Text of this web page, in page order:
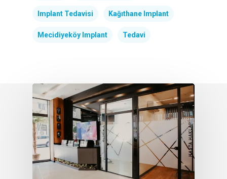
Implant Tedavisi Kağıthane Implant
Mecidiyeköy Implant Tedavi